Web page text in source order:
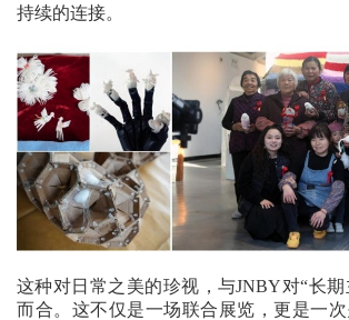
持续的连接。
这种对日常之美的珍视，与JNBY对“长
而合。这不仅是一场联合展览，更是一次